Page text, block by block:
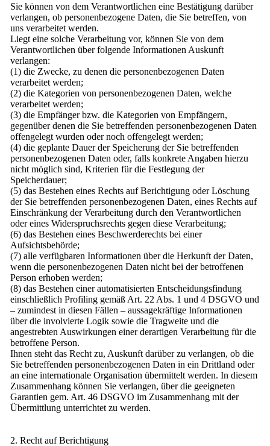
Sie können von dem Verantwortlichen eine Bestätigung darüber
verlangen, ob personenbezogene Daten, die Sie betreffen, von
uns verarbeitet werden.
Liegt eine solche Verarbeitung vor, können Sie von dem
Verantwortlichen über folgende Informationen Auskunft
verlangen:
(1) die Zwecke, zu denen die personenbezogenen Daten
verarbeitet werden;
(2) die Kategorien von personenbezogenen Daten, welche
verarbeitet werden;
(3) die Empfänger bzw. die Kategorien von Empfängern,
gegenüber denen die Sie betreffenden personenbezogenen Daten
offengelegt wurden oder noch offengelegt werden;
(4) die geplante Dauer der Speicherung der Sie betreffenden
personenbezogenen Daten oder, falls konkrete Angaben hierzu
nicht möglich sind, Kriterien für die Festlegung der
Speicherdauer;
(5) das Bestehen eines Rechts auf Berichtigung oder Löschung
der Sie betreffenden personenbezogenen Daten, eines Rechts auf
Einschränkung der Verarbeitung durch den Verantwortlichen
oder eines Widerspruchsrechts gegen diese Verarbeitung;
(6) das Bestehen eines Beschwerderechts bei einer
Aufsichtsbehörde;
(7) alle verfügbaren Informationen über die Herkunft der Daten,
wenn die personenbezogenen Daten nicht bei der betroffenen
Person erhoben werden;
(8) das Bestehen einer automatisierten Entscheidungsfindung
einschließlich Profiling gemäß Art. 22 Abs. 1 und 4 DSGVO und
– zumindest in diesen Fällen – aussagekräftige Informationen
über die involvierte Logik sowie die Tragweite und die
angestrebten Auswirkungen einer derartigen Verarbeitung für die
betroffene Person.
Ihnen steht das Recht zu, Auskunft darüber zu verlangen, ob die
Sie betreffenden personenbezogenen Daten in ein Drittland oder
an eine internationale Organisation übermittelt werden. In diesem
Zusammenhang können Sie verlangen, über die geeigneten
Garantien gem. Art. 46 DSGVO im Zusammenhang mit der
Übermittlung unterrichtet zu werden.
2. Recht auf Berichtigung